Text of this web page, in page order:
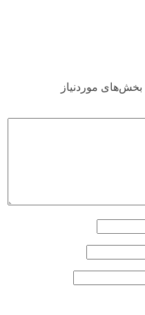
بخش‌های موردنیاز